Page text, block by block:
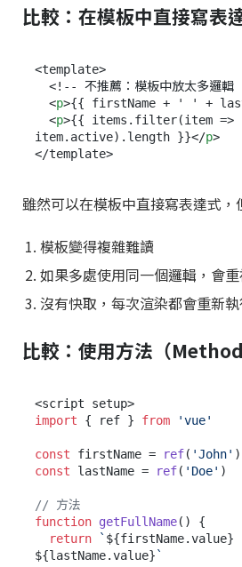
比較：在模板中直接寫表
<template>
<p>{{ firstName + ' ' +
<p>{{ items.filter(item =>
item.active).length }}</p>
雖然可以在模板中直接寫表達式，
模板變得複雜難讀
如果多處使用同一個邏輯，會
沒有快取，每次渲染都會重新
比較：使用方法（
import { ref } from 'vue'
const firstName = ref( 'John'
const lastName = ref( 'Doe' )
// 方法
function getFullName( ) {
return
` ${firstName.value}
${lastName.value} `